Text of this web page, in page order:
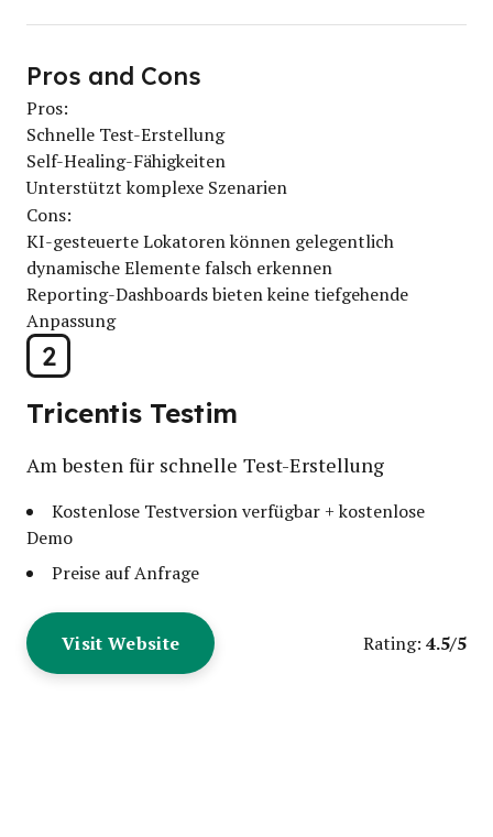
2
Tricentis Testim
Am besten für schnelle Test-Erstellung
Kostenlose Testversion verfügbar + kostenlose
Demo
Preise auf Anfrage
Visit Website Rating: 4.5/5
Pros and Cons
Pros:
Schnelle Test-Erstellung
Self-Healing-Fähigkeiten
Unterstützt komplexe Szenarien
Cons:
KI-gesteuerte Lokatoren können gelegentlich
dynamische Elemente falsch erkennen
Reporting-Dashboards bieten keine tiefgehende
Anpassung